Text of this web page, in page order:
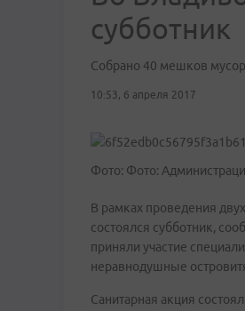
субботник
Собрано 40 мешков
10:53, 6 апреля 2017
Фото: Фото:
В рамках проведения
состоялся субботник,
приняли участие
неравнодушные
Санитарная акция